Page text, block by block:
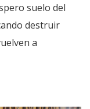
suelo del
destruir
a